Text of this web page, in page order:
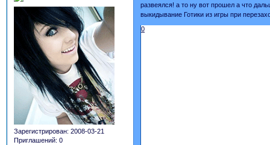
Зарегистрирован: 2008-03-21
Приглашений: 0
развеялся! а то ну вот прошел а что
выкидывание Готики из игры при
0